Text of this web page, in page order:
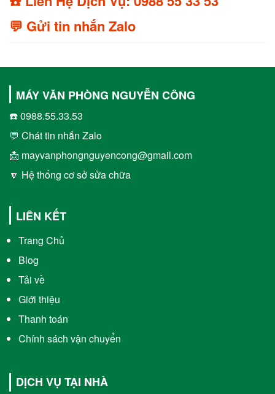
💬 Gửi tin nhắn Zalo
MÁY VĂN PHÒNG NGUYỄN CÔNG
☎️ 0988.55.33.53
💬 Chát tin nhắn Zalo
📩 mayvanphongnguyencong@gmail.com
🔽 Hệ thống cơ sở sửa chữa
LIÊN KẾT
Trang Chủ
Blog
Tải về
Giới thiệu
Thanh toán
Chính sách vận chuyển
DỊCH VỤ TẠI NHÀ